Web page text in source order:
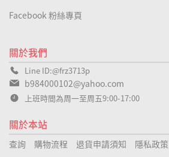
關於我們
Line ID:@frz3713p
b984000102@yahoo.com
上班時間為周一至周五9:00-17:00
關於本站
查詢 購物流程 退貨申請須知 隱私政策
Facebook 粉絲專頁